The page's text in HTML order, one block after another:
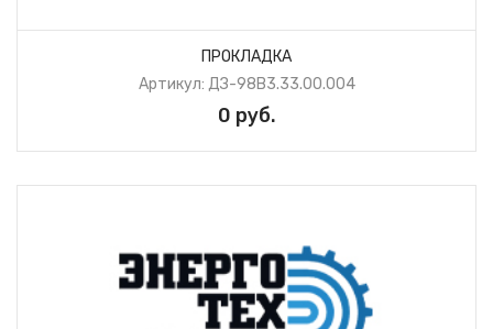
ПРОКЛАДКА
Артикул: ДЗ-98В3.33.00.004
0 руб.